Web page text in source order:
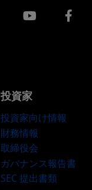
Instagram
投資家
投資家向け情報
財務情報
取締役会
ガバナンス報告書
SEC 提出書類